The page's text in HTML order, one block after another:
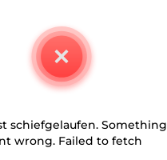
schiefgelaufen. Something
wrong. Failed to fetch